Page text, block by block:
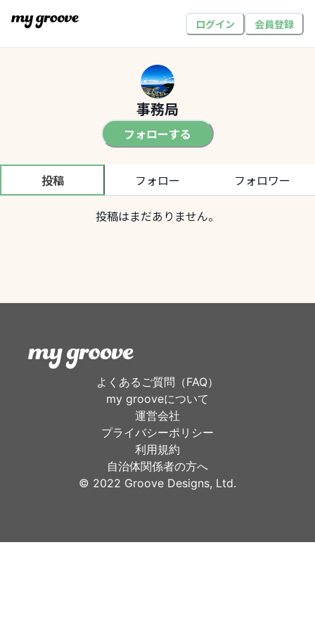
ログイン 会員登録
事務局
フォローする
投稿 フォロー フォロワー
投稿はまだありません。
よくあるご質問（FAQ）
my grooveについて
運営会社
プライバシーポリシー
利用規約
自治体関係者の方へ
©︎ 2022 Groove Designs, Ltd.